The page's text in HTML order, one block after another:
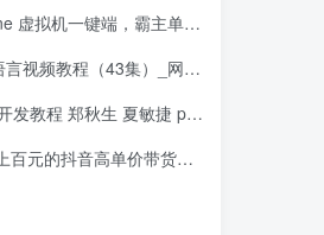
拟机一键端，霸主单机版
频教程（43集）_网络营销教程
郑秋生 夏敏捷 pdf_游戏开发教程
价带货项目，核心套路月入几十万（共3节）